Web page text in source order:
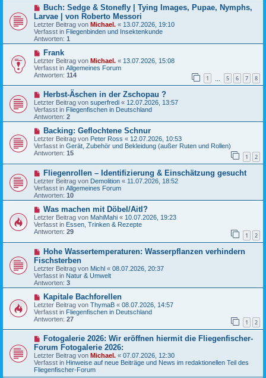
a
g
B
e
i
t
r
a
N
u
e
r
B
e
t
r
a
g
Buch: Sedge & Stonefly | Tying Images, Pupae, Nymphs,
Larvae | von Roberto Messori
Letzter Beitrag von Michael. « 13.07.2026, 19:10
Verfasst in Fliegenbinden und Insektenkunde
Antworten: 1
N
e
u
e
r
B
i
t
r
a
g
Frank
Letzter Beitrag von Michael. « 13.07.2026, 15:08
Verfasst in Allgemeines Forum
Antworten: 114 1 5 6 7 8
N
e
u
e
r
B
e
i
t
r
a
g
Herbst-Äschen in der Zschopau ?
Letzter Beitrag von superfredi « 12.07.2026, 13:57
Verfasst in Fliegenfischen in Deutschland
Antworten: 2
N
e
u
e
B
i
t
r
a
g
Backing: Geflochtene Schnur
Letzter Beitrag von Peter Ross « 12.07.2026, 10:53
Verfasst in Gerät, Zubehör und Bekleidung (außer Ruten und Rollen)
Antworten: 15 1 2
N
e
u
e
r
B
e
i
t
r
a
g
Fliegenrollen – Identifizierung & Einschätzung gesucht
Letzter Beitrag von Demolition « 11.07.2026, 18:52
Verfasst in Allgemeines Forum
Antworten: 10
N
e
u
e
r
B
e
i
t
r
a
g
Was machen mit Döbel/Aitl?
Letzter Beitrag von MahiMahi « 10.07.2026, 19:23
Verfasst in Essen, Trinken & Rezepte
Antworten: 29 1 2
N
u
e
r
B
e
t
r
a
g
Hohe Wassertemperaturen: Wasserpflanzen verhindern
Fischsterben
Letzter Beitrag von Michl « 08.07.2026, 20:37
Verfasst in Natur & Umwelt
Antworten: 3
N
e
u
e
r
B
i
t
r
a
g
Kapitale Bachforellen
Letzter Beitrag von ThymaB « 08.07.2026, 14:57
Verfasst in Fliegenfischen in Deutschland
Antworten: 27 1 2
N
u
e
r
B
Fotogalerie 2026: Wir eröffnen hiermit die Fliegenfischer-
Forum Fotogalerie 2026:
Letzter Beitrag von Michael. « 07.07.2026, 12:30
Verfasst in Hinweise auf neue Beiträge und News im redaktionellen Teil des
Fliegenfischer-Forum